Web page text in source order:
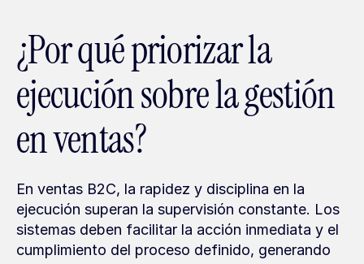
¿Por qué priorizar la
ejecución sobre la gestión
en ventas?
En ventas B2C, la rapidez y disciplina en la
ejecución superan la supervisión constante. Los
sistemas deben facilitar la acción inmediata y el
cumplimiento del proceso definido, generando